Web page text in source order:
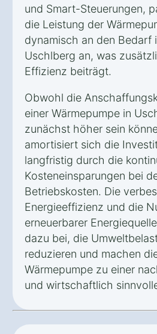
und Smart-Steuerungen,
die Leistung der
dynamisch an den Bedarf
Uschlberg an, was
Effizienz beiträgt.
Obwohl die
einer Wärmepumpe in
zunächst höher sein
amortisiert sich die
langfristig durch die
Kosteneinsparungen bei
Betriebskosten. Die
Energieeffizienz und die
erneuerbarer
dazu bei, die
reduzieren und machen
Wärmepumpe zu einer
und wirtschaftlich